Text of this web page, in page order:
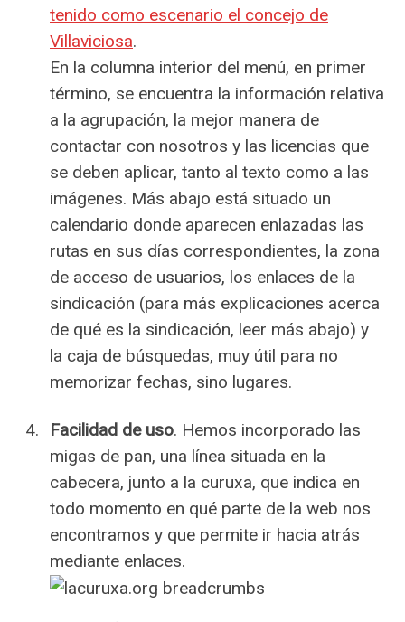
tenido como escenario el concejo de
Villaviciosa.
En la columna interior del menú, en primer
término, se encuentra la información relativa
a la agrupación, la mejor manera de
contactar con nosotros y las licencias que
se deben aplicar, tanto al texto como a las
imágenes. Más abajo está situado un
calendario donde aparecen enlazadas las
rutas en sus días correspondientes, la zona
de acceso de usuarios, los enlaces de la
sindicación (para más explicaciones acerca
de qué es la sindicación, leer más abajo) y
la caja de búsquedas, muy útil para no
memorizar fechas, sino lugares.
Facilidad de uso. Hemos incorporado las
migas de pan, una línea situada en la
cabecera, junto a la curuxa, que indica en
todo momento en qué parte de la web nos
encontramos y que permite ir hacia atrás
mediante enlaces.